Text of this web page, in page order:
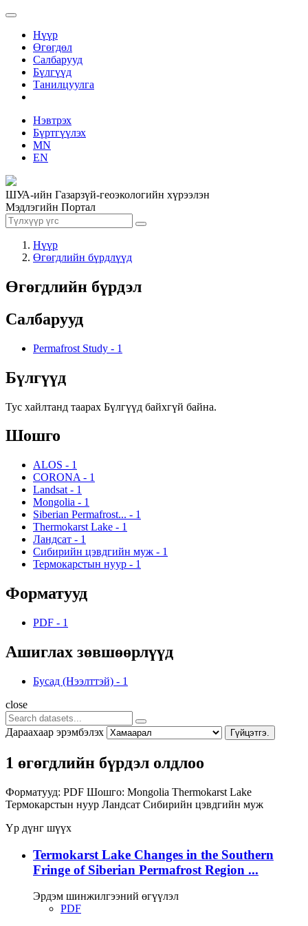
Нүүр
Өгөгдөл
Салбарууд
Бүлгүүд
Танилцуулга
Нэвтрэх
Бүртгүүлэх
MN
EN
ШУА-ийн Газарзүй-геоэкологийн хүрээлэн
Мэдлэгийн Портал
Нүүр
Өгөгдлийн бүрдлүүд
Өгөгдлийн бүрдэл
Салбарууд
Permafrost Study - 1
Бүлгүүд
Тус хайлтанд таарах Бүлгүүд байхгүй байна.
Шошго
ALOS - 1
CORONA - 1
Landsat - 1
Mongolia - 1
Siberian Permafrost... - 1
Thermokarst Lake - 1
Ландсат - 1
Сибирийн цэвдгийн муж - 1
Термокарстын нуур - 1
Форматууд
PDF - 1
Ашиглах зөвшөөрлүүд
Бусад (Нээлттэй) - 1
close
Дараахаар эрэмбэлэх Гүйцэтгэ.
1 өгөгдлийн бүрдэл олдлоо
Форматууд: PDF Шошго: Mongolia Thermokarst Lake
Термокарстын нуур Ландсат Сибирийн цэвдгийн муж
Үр дүнг шүүх
Termokarst Lake Changes in the Southern
Fringe of Siberian Permafrost Region ...
Эрдэм шинжилгээний өгүүлэл
PDF